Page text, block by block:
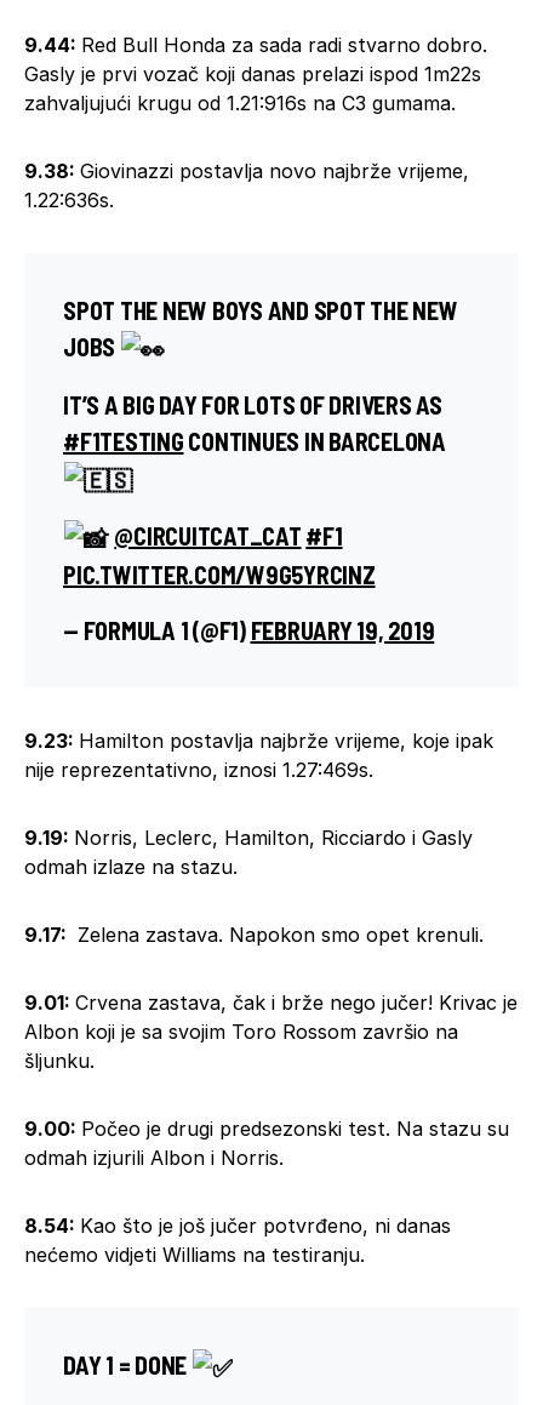
9.44: Red Bull Honda za sada radi stvarno dobro.
Gasly je prvi vozač koji danas prelazi ispod 1m22s
zahvaljujući krugu od 1.21:916s na C3 gumama.
9.38: Giovinazzi postavlja novo najbrže vrijeme,
1.22:636s.
SPOT THE NEW BOYS AND SPOT THE NEW
JOBS
IT’S A BIG DAY FOR LOTS OF DRIVERS AS
#F1TESTING CONTINUES IN BARCELONA
@CIRCUITCAT_CAT #F1
PIC.TWITTER.COM/W9G5YRCINZ
— FORMULA 1 (@F1) FEBRUARY 19, 2019
9.23: Hamilton postavlja najbrže vrijeme, koje ipak
nije reprezentativno, iznosi 1.27:469s.
9.19: Norris, Leclerc, Hamilton, Ricciardo i Gasly
odmah izlaze na stazu.
9.17: Zelena zastava. Napokon smo opet krenuli.
9.01: Crvena zastava, čak i brže nego jučer! Krivac je
Albon koji je sa svojim Toro Rossom završio na
šljunku.
9.00: Počeo je drugi predsezonski test. Na stazu su
odmah izjurili Albon i Norris.
8.54: Kao što je još jučer potvrđeno, ni danas
nećemo vidjeti Williams na testiranju.
DAY 1 = DONE